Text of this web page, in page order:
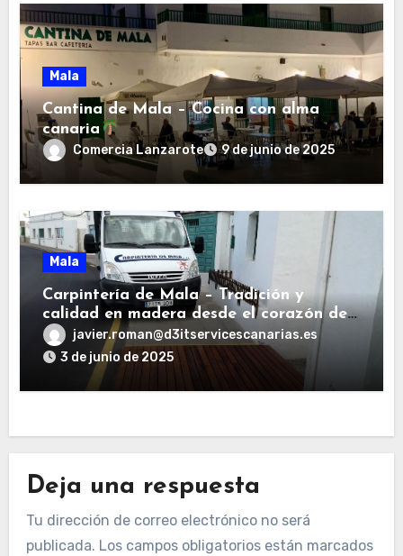
Mala
Cantina de Mala – Cocina con alma
canaria
Comercia Lanzarote 9 de junio de 2025
Mala
Carpintería de Mala – Tradición y
calidad en madera desde el corazón de
Haríajavier.roman@d3itservicescanarias.es
3 de junio de 2025
Deja una respuesta
Tu dirección de correo electrónico no será
publicada. Los campos obligatorios están marcados